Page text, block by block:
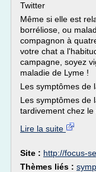
Twitter
Même si elle est
borréliose, ou
compagnon à
votre chat a
campagne, soyez
maladie de Lyme !
Les symptômes de
Les symptômes de
tardivement chez le
Lire la suite
Site : http://focus-
Thèmes liés :